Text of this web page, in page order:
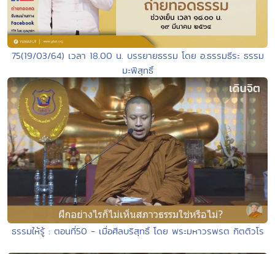
75(19/03/64) เวลา 18.00 น. บรรยายธรรม โดย อ.ธรรมธีระ ธรรม
มะพิสุทธิ์
ธรรมให้รู้ : ตอนที่50 - เมื่อศีลบริสุทธิ์ โดย พระมหาวรพรต กิตติวโร